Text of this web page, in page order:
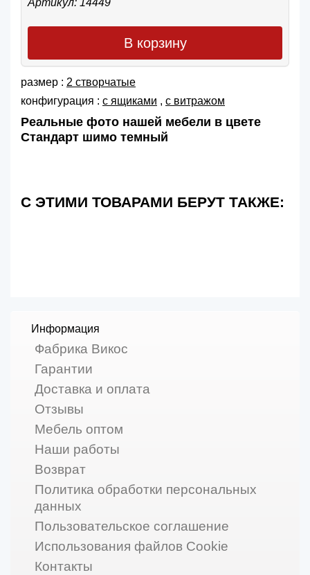
В корзину
размер : 2 створчатые
конфигурация : с ящиками , с витражом
Реальные фото нашей мебели в цвете
Стандарт шимо темный
С ЭТИМИ ТОВАРАМИ БЕРУТ ТАКЖЕ:
Информация
Фабрика Викос
Гарантии
Доставка и оплата
Отзывы
Мебель оптом
Наши работы
Возврат
Политика обработки персональных
данных
Пользовательское соглашение
Использования файлов Cookie
Контакты